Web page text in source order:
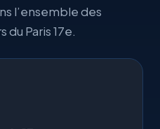
l’ensemble des
Paris 17e.